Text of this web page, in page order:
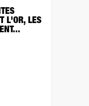
L'OR, LES